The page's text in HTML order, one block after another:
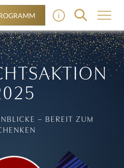
– BEREIT ZUM